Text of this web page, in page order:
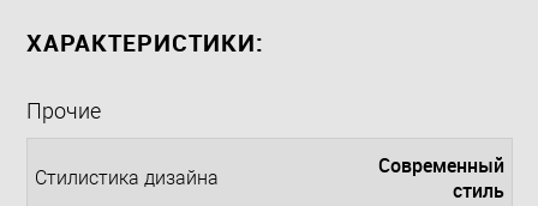
ХАРАКТЕРИСТИКИ:
Прочие
Стилистика дизайна
Современный
стиль